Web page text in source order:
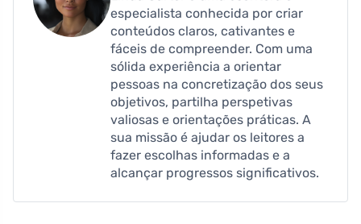
especialista conhecida por criar
conteúdos claros, cativantes e
fáceis de compreender. Com uma
sólida experiência a orientar
pessoas na concretização dos seus
objetivos, partilha perspetivas
valiosas e orientações práticas. A
sua missão é ajudar os leitores a
fazer escolhas informadas e a
alcançar progressos significativos.